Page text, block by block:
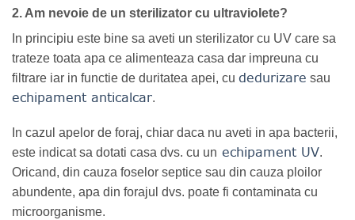
2. Am nevoie de un sterilizator cu ultraviolete?
In principiu este bine sa aveti un sterilizator cu UV care sa
trateze toata apa ce alimenteaza casa dar impreuna cu
filtrare iar in functie de duritatea apei, cu dedurizare sau
echipament anticalcar.
In cazul apelor de foraj, chiar daca nu aveti in apa bacterii,
este indicat sa dotati casa dvs. cu un echipament UV.
Oricand, din cauza foselor septice sau din cauza ploilor
abundente, apa din forajul dvs. poate fi contaminata cu
microorganisme.